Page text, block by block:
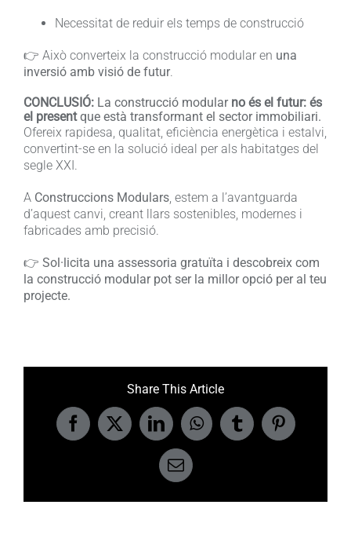
Necessitat de reduir els temps de construcció
👉 Això converteix la construcció modular en una
inversió amb visió de futur.
CONCLUSIÓ: La construcció modular no és el futur: és
el presentque està transformant el sector immobiliari.
Ofereix rapidesa, qualitat, eficiència energètica i estalvi,
convertint-se en la solució ideal per als habitatges del
segle XXI.
A Construccions Modulars, estem a l’avantguarda
d’aquest canvi, creant llars sostenibles, modernes i
fabricades amb precisió.
👉 Sol·licita una assessoria gratuïta i descobreix com
la construcció modular pot ser la millor opció per al teu
projecte.
Share This Article
Facebook
X LinkedInWhatsApp
TumblrPinterest
Email